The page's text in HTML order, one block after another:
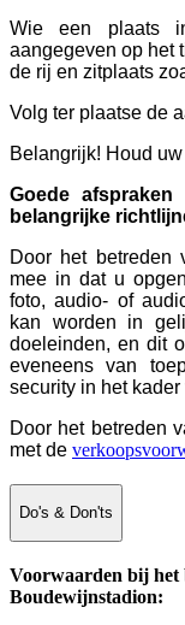
Wie een plaats
aangegeven op het
de rij en zitplaats
Volg ter plaatse de
Belangrijk! Houd
Goede afspraken
belangrijke
Door het betreden
mee in dat u
foto, audio- of
kan worden in
doeleinden, en dit
eveneens van
security in het
Door het betreden
met de
Do's & Don'ts
Voorwaarden bij het
Boudewijnstadion: